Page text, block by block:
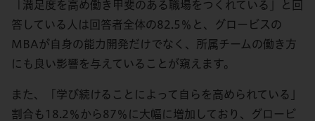
「満足度を高め働き甲斐のある職場をつくれている」と回
答している人は回答者全体の82.5％と、グロービスの
MBAが自身の能力開発だけでなく、所属チームの働き方
にも良い影響を与えていることが窺えます。
また、「学び続けることによって自らを高められている」
割合も18.2％から87％に大幅に増加しており、グロービ